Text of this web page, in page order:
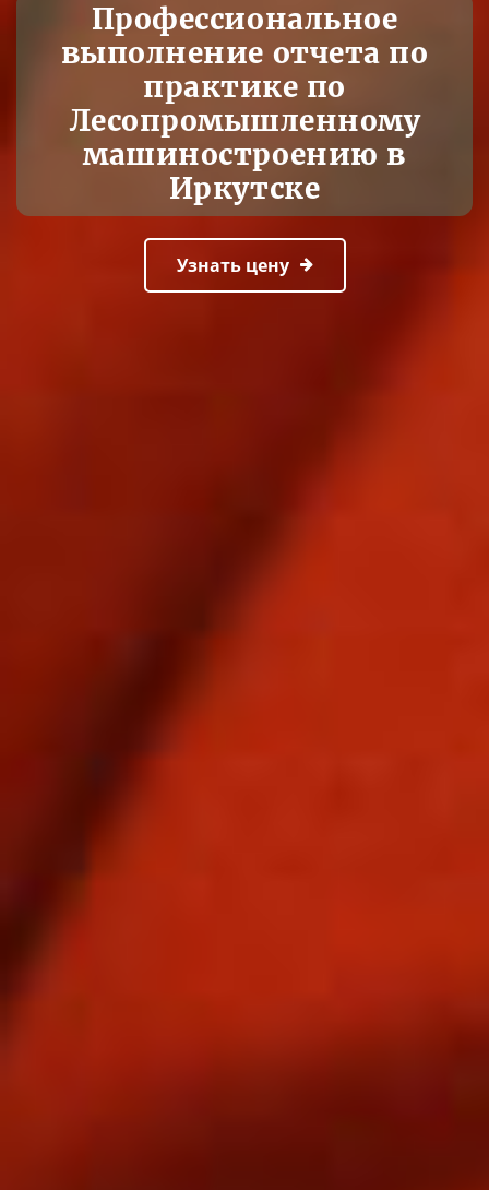
Профессиональное
выполнение отчета по
практике по
Лесопромышленному
машиностроению в
Иркутске
Узнать цену